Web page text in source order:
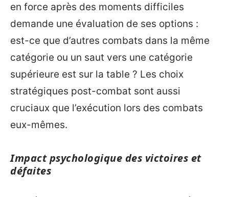
en force après des moments difficiles
demande une évaluation de ses options :
est-ce que d’autres combats dans la même
catégorie ou un saut vers une catégorie
supérieure est sur la table ? Les choix
stratégiques post-combat sont aussi
cruciaux que l’exécution lors des combats
eux-mêmes.
Impact psychologique des victoires et
défaites